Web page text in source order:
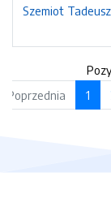
Szemiot Tadeusz
Poprzednia
1